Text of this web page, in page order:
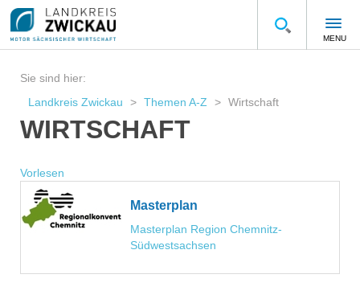
MENU
Sie sind hier:
Landkreis Zwickau
Themen A-Z Wirtschaft
WIRTSCHAFT
Vorlesen
Masterplan
Masterplan Region Chemnitz-
Südwestsachsen